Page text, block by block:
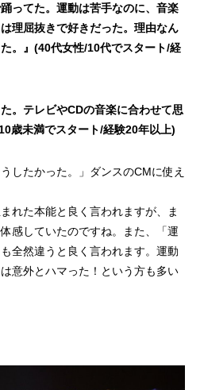
ってた。運動は苦手なのに、音楽
理屈抜きで好きだった。理由なん
。』(40代女性/10代でスタート/経
。テレビやCDの音楽に合わせて思
歳未満でスタート/経験20年以上)
したかった。」ダンスのCMに使え
れた本能と良く言われますが、ま
感していたのですね。また、「運
全然違うと良く言われます。運動
意外とハマった！という方も多い